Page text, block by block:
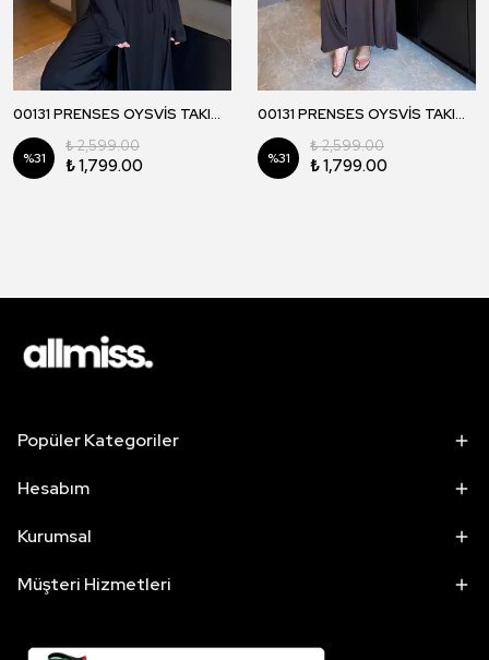
00131 PRENSES OYSVİS TAKIM - Siyah
%31
₺ 2,599.00
₺ 1,799.00
00131 PRENSES OYSVİS TAKIM - Kahverengi
%31
₺ 2,599.00
₺ 1,799.00
Popüler Kategoriler
Hesabım
Kurumsal
Müşteri Hizmetleri